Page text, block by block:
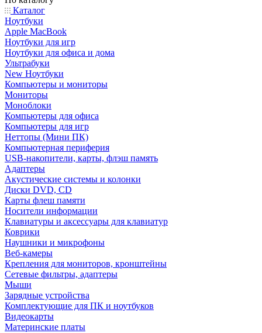
Каталог
Ноутбуки
Apple MacBook
Ноутбуки для игр
Ноутбуки для офиса и дома
Ультрабуки
New Ноутбуки
Компьютеры и мониторы
Мониторы
Моноблоки
Компьютеры для офиса
Компьютеры для игр
Неттопы (Мини ПК)
Компьютерная периферия
USB-накопители, карты, флэш память
Адаптеры
Акустические системы и колонки
Диски DVD, CD
Карты флеш памяти
Носители информации
Клавиатуры и аксессуары для клавиатур
Коврики
Наушники и микрофоны
Веб-камеры
Крепления для мониторов, кронштейны
Сетевые фильтры, адаптеры
Мыши
Зарядные устройства
Комплектующие для ПК и ноутбуков
Видеокарты
Материнские платы